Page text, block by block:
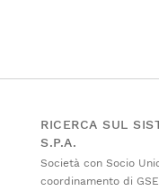
RICERCA SUL
S.P.A.
Società con Socio
coordinamento di